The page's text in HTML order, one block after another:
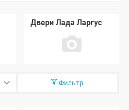
Двери Лада Ларгус
Фильтр